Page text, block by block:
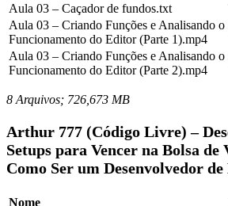
Aula 03 – Caçador de fundos.txt
Aula 03 – Criando Funções e Analisando o
Funcionamento do Editor (Parte 1).mp4
Aula 03 – Criando Funções e Analisando o
Funcionamento do Editor (Parte 2).mp4
8 Arquivos; 726,673 MB
Arthur 777 (Código Livre) –
Setups para Vencer na Bolsa de
Como Ser um Desenvolvedor
Nome